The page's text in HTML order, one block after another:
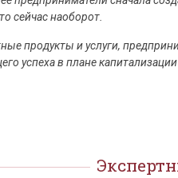
сейчас наоборот.
продукты и услуги,
успеха в плане